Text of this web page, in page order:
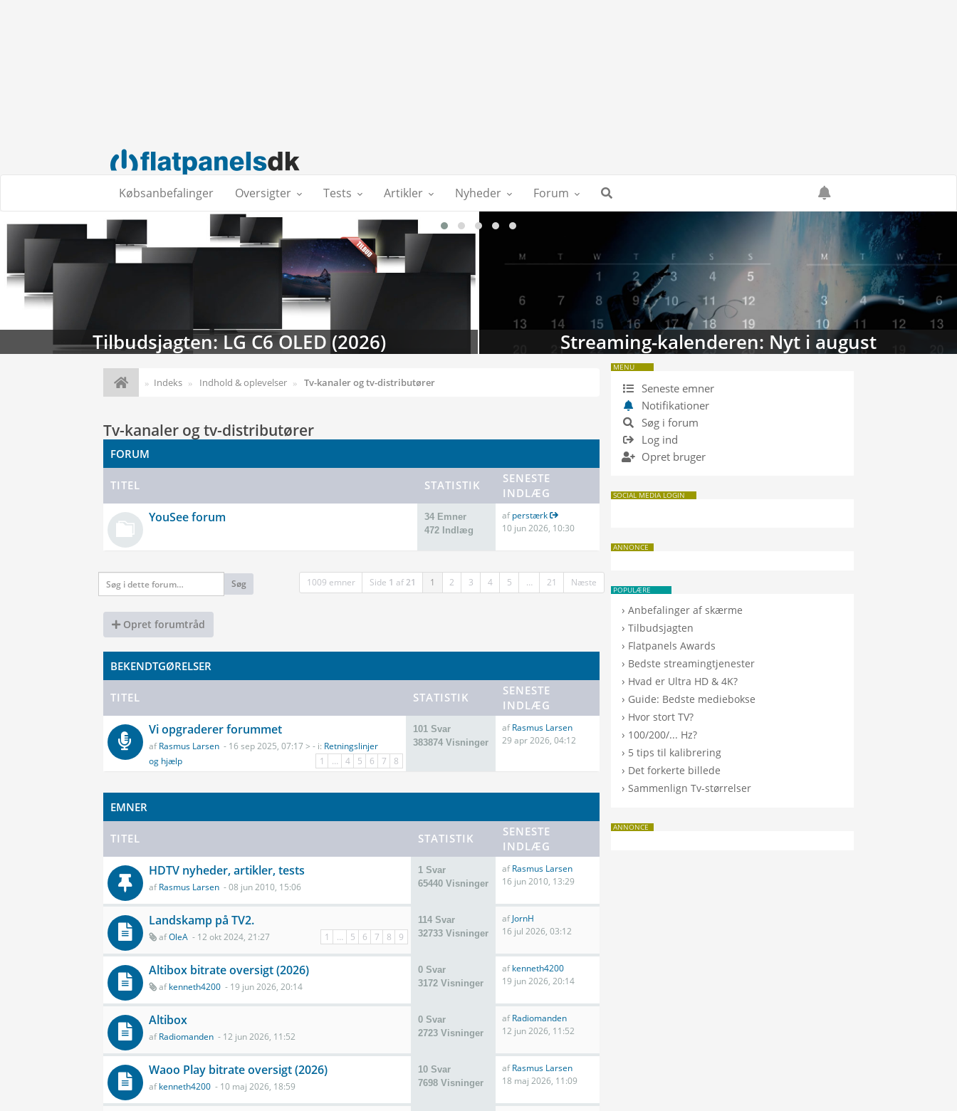
Købsanbefalinger Oversigter Tests Artikler Nyheder Forum
Streaming-kalenderen: Nyt i august TV-databasen: Sammenlign TV
Indeks Indhold & oplevelser Tv-kanaler og tv-distributører
Tv-kanaler og tv-distributører
FORUM
TITEL STATISTIK
SENESTE
INDLÆG
YouSee forum
34 Emner
472 Indlæg
afperstærk
10 jun 2026, 10:30
Søg 1009 emner Side 1 af21 1 2 3 4 5 … 21 Næste
Opret forumtråd
BEKENDTGØRELSER
TITEL STATISTIK
SENESTE
INDLÆG
Vi opgraderer forummet
afRasmus Larsen - 16 sep 2025, 07:17 > - i: Retningslinjer
og hjælp
1 … 4 5 6 7 8
101 Svar
383874 Visninger
afRasmus Larsen
29 apr 2026, 04:12
EMNER
TITEL STATISTIK
SENESTE
INDLÆG
HDTV nyheder, artikler, tests
afRasmus Larsen - 08 jun 2010, 15:06
1 Svar
65440 Visninger
afRasmus Larsen
16 jun 2010, 13:29
Landskamp på TV2.
afOleA - 12 okt 2024, 21:27 1 … 5 6 7 8 9
114 Svar
32733 Visninger
afJornH
16 jul 2026, 03:12
Altibox bitrate oversigt (2026)
afkenneth4200 - 19 jun 2026, 20:14
0 Svar
3172 Visninger
afkenneth4200
19 jun 2026, 20:14
Altibox
afRadiomanden - 12 jun 2026, 11:52
0 Svar
2723 Visninger
afRadiomanden
12 jun 2026, 11:52
Waoo Play bitrate oversigt (2026)
afkenneth4200 - 10 maj 2026, 18:59
10 Svar
7698 Visninger
afRasmus Larsen
18 maj 2026, 11:09
MENU
Seneste emner
Notifikationer
Søg i forum
Log ind
Opret bruger
SOCIAL MEDIA LOGIN
ANNONCE
POPULÆRE
›Anbefalinger af skærme
›Tilbudsjagten
› Flatpanels Awards
› Bedste streamingtjenester
› Hvad er Ultra HD & 4K?
› Guide: Bedste mediebokse
› Hvor stort TV?
› 100/200/... Hz?
› 5 tips til kalibrering
› Det forkerte billede
›Sammenlign Tv-størrelser
ANNONCE